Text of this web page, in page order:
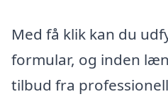
Med få klik kan du
formular, og inden
tilbud fra